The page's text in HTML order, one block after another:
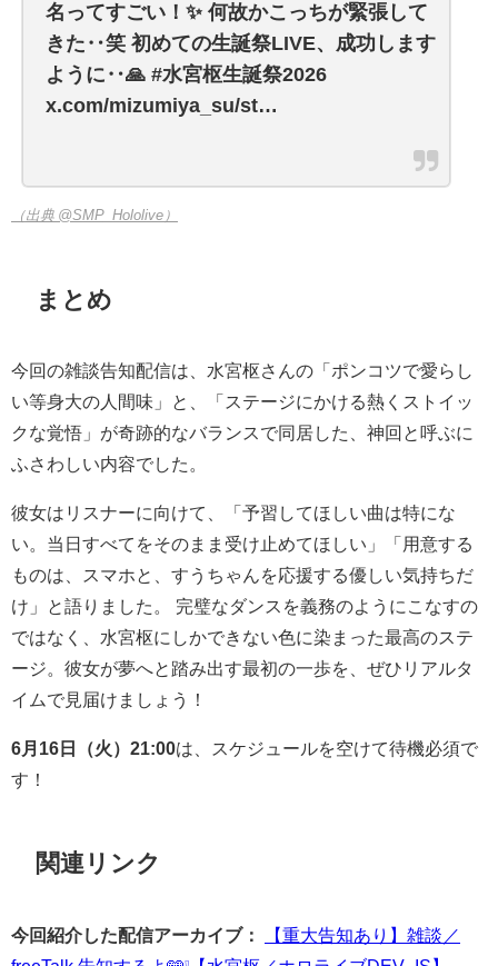
名ってすごい！✨ 何故かこっちが緊張して
きた‥笑 初めての生誕祭LIVE、成功します
ように‥🙏 #水宮枢生誕祭2026
x.com/mizumiya_su/st…
（出典 @SMP_Hololive）
まとめ
今回の雑談告知配信は、水宮枢さんの「ポンコツで愛らし
い等身大の人間味」と、「ステージにかける熱くストイッ
クな覚悟」が奇跡的なバランスで同居した、神回と呼ぶに
ふさわしい内容でした。
彼女はリスナーに向けて、「予習してほしい曲は特にな
い。当日すべてをそのまま受け止めてほしい」「用意する
ものは、スマホと、すうちゃんを応援する優しい気持ちだ
け」と語りました。 完璧なダンスを義務のようにこなすの
ではなく、水宮枢にしかできない色に染まった最高のステ
ージ。彼女が夢へと踏み出す最初の一歩を、ぜひリアルタ
イムで見届けましょう！
6月16日（火）21:00は、スケジュールを空けて待機必須で
す！
関連リンク
今回紹介した配信アーカイブ：
【重大告知あり】雑談／